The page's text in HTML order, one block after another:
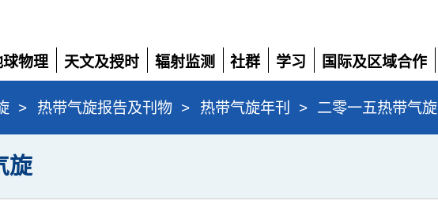
球物理
天文及授时
展
开
辐射监测
展
开
社群
展
开
学习
展
开
国际及区域合作
展
开
> 热带气旋报告及刊物 > 热带气旋年刊 > 二零一五热带气旋
旋